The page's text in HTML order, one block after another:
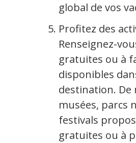
global de vos
Profitez des
Renseignez-
gratuites ou à
disponibles
destination.
musées, parcs
festivals
gratuites ou à